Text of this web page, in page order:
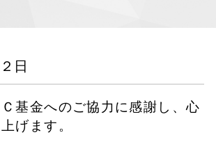
念と方針・教育目標について
バス）
構
ス経営学部
学部
日
基金へのご協力に感謝し、心
げます。